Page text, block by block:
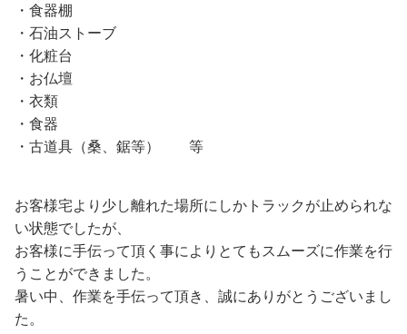
・食器棚
・石油ストーブ
・化粧台
・お仏壇
・衣類
・食器
・古道具（桑、鋸等） 等
お客様宅より少し離れた場所にしかトラックが止められな
い状態でしたが、
お客様に手伝って頂く事によりとてもスムーズに作業を行
うことができました。
暑い中、作業を手伝って頂き、誠にありがとうございまし
た。